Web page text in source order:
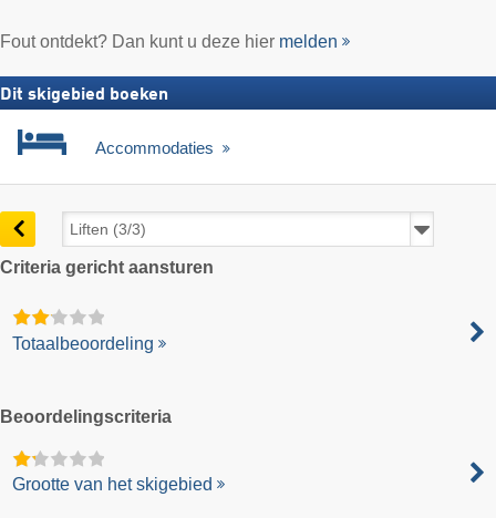
Fout ontdekt? Dan kunt u deze hier melden
Dit skigebied boeken
Accommodaties
Criteria gericht aansturen
Totaalbeoordeling
Beoordelingscriteria
Grootte van het skigebied